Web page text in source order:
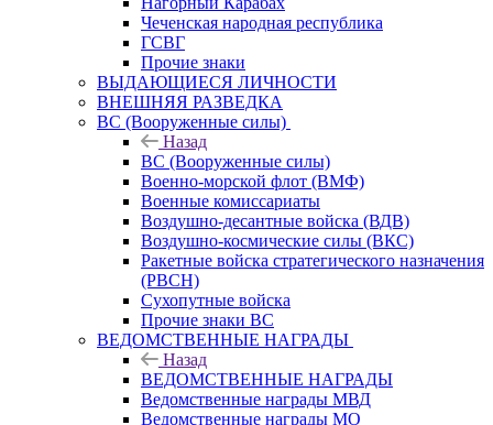
Чеченская народная республика
ГСВГ
Прочие знаки
ВЫДАЮЩИЕСЯ ЛИЧНОСТИ
ВНЕШНЯЯ РАЗВЕДКА
ВС (Вооруженные силы)
Назад
ВС (Вооруженные силы)
Военно-морской флот (ВМФ)
Военные комиссариаты
Воздушно-десантные войска (ВДВ)
Воздушно-космические силы (ВКС)
Ракетные войска стратегического назначения
(РВСН)
Сухопутные войска
Прочие знаки ВС
ВЕДОМСТВЕННЫЕ НАГРАДЫ
Назад
ВЕДОМСТВЕННЫЕ НАГРАДЫ
Ведомственные награды МВД
Ведомственные награды МО